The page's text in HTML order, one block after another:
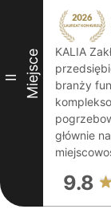
II Miejsce
KALIA
branży
głównie
9.8